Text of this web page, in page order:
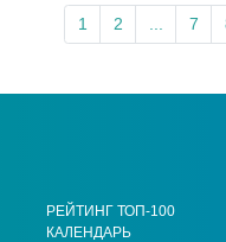
1 2 7
РЕЙТИНГ ТОП-100
КАЛЕНДАРЬ